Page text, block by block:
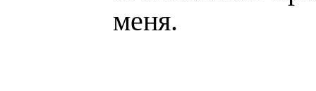
меня.